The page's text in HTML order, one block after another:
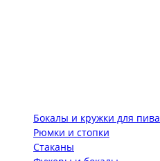
Бокалы и кружки для пива
Рюмки и стопки
Стаканы